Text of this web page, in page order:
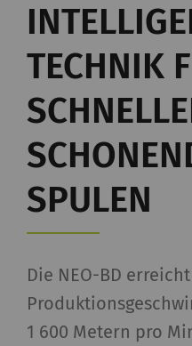
TECHNIK
SPULEN
Die NEO-BD erreicht
1 600 Metern pro